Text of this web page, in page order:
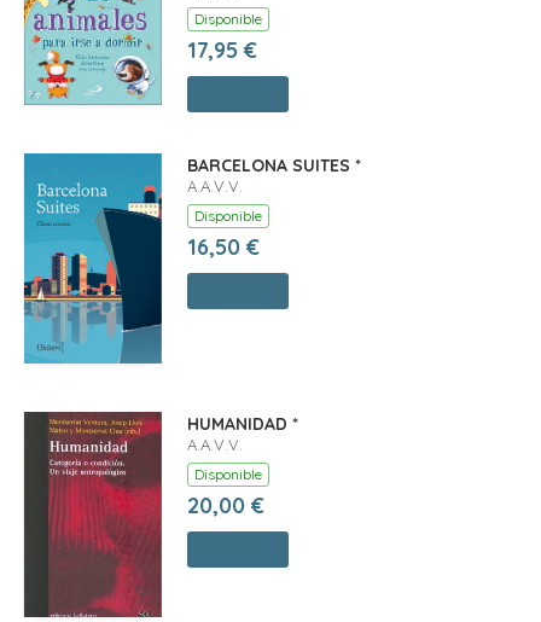
Disponible
17,95 €
BARCELONA SUITES *
A.A.V.V.
Disponible
16,50 €
HUMANIDAD *
A.A.V.V.
Disponible
20,00 €